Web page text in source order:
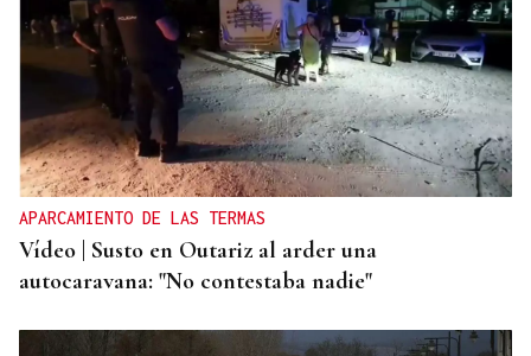
APARCAMIENTO DE LAS TERMAS
Vídeo | Susto en Outariz al arder una
autocaravana: "No contestaba nadie"